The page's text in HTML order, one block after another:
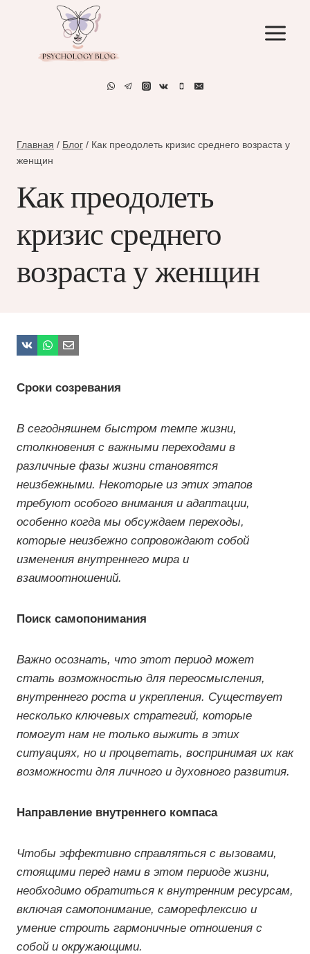
содержимому
Главная / Блог / Как преодолеть кризис среднего возраста у
женщин
Как преодолеть
кризис среднего
возраста у женщин
Сроки созревания
В сегодняшнем быстром темпе жизни,
столкновения с важными переходами в
различные фазы жизни становятся
неизбежными. Некоторые из этих этапов
требуют особого внимания и адаптации,
особенно когда мы обсуждаем переходы,
которые неизбежно сопровождают собой
изменения внутреннего мира и
взаимоотношений.
Поиск самопонимания
Важно осознать, что этот период может
стать возможностью для переосмысления,
внутреннего роста и укрепления. Существует
несколько ключевых стратегий, которые
помогут нам не только выжить в этих
ситуациях, но и процветать, воспринимая их как
возможности для личного и духовного развития.
Направление внутреннего компаса
Чтобы эффективно справляться с вызовами,
стоящими перед нами в этом периоде жизни,
необходимо обратиться к внутренним ресурсам,
включая самопонимание, саморефлексию и
умение строить гармоничные отношения с
собой и окружающими.